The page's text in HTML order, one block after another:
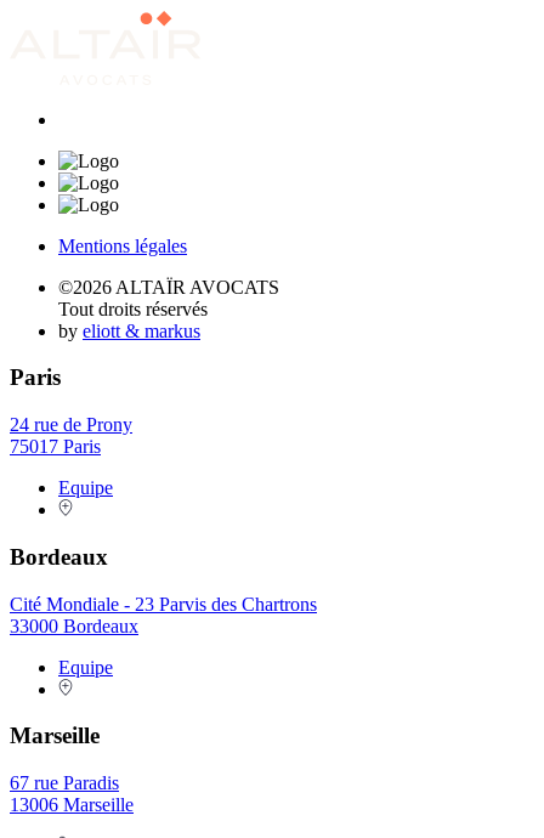
Mentions légales
©2026 ALTAÏR AVOCATS
Tout droits réservés
by eliott & markus
Paris
24 rue de Prony
75017 Paris
Equipe
Bordeaux
Cité Mondiale - 23 Parvis des Chartrons
33000 Bordeaux
Equipe
Marseille
67 rue Paradis
13006 Marseille